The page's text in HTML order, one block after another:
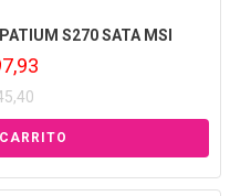
S270 SATA MSI